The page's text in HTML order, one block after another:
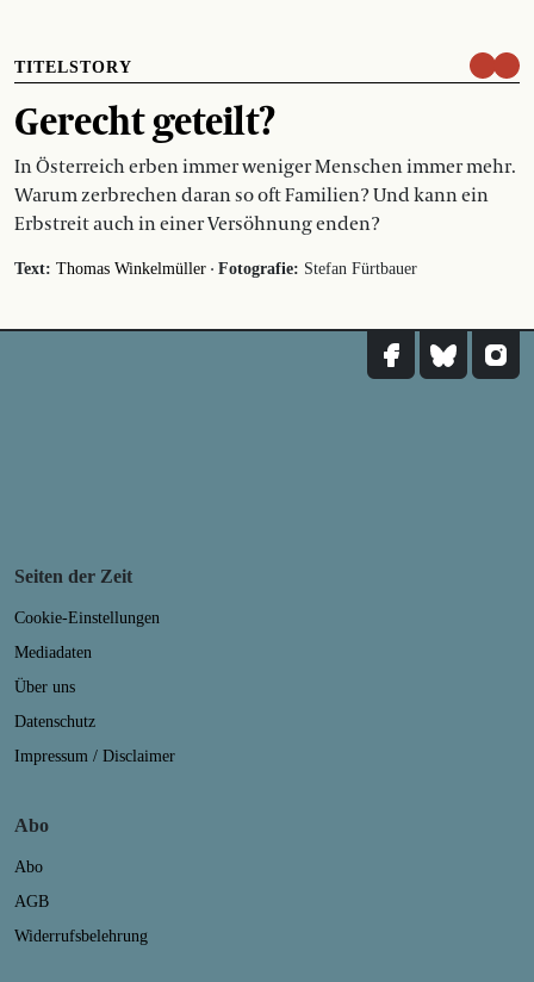
TITELSTORY
Gerecht geteilt?
In Österreich erben immer weniger Menschen immer mehr.
Warum zerbrechen daran so oft Familien? Und kann ein
Erbstreit auch in einer Versöhnung enden?
Text: Thomas Winkelmüller · Fotografie: Stefan Fürtbauer
Seiten der Zeit
Cookie-Einstellungen
Mediadaten
Über uns
Datenschutz
Impressum / Disclaimer
Abo
Abo
AGB
Widerrufsbelehrung